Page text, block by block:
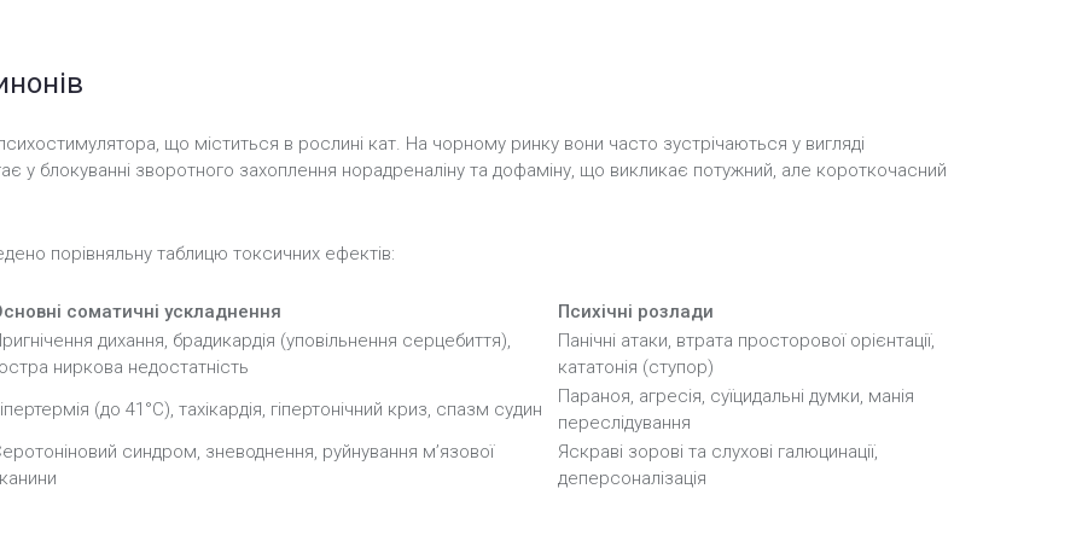
що міститься в рослині кат. На чорному ринку вони часто зустрічаються у вигляді
у блокуванні зворотного захоплення норадреналіну та дофаміну, що викликає потужний, але короткочасний
порівняльну таблицю токсичних ефектів:
соматичні ускладнення
Психічні розлади
дихання, брадикардія (уповільнення серцебиття),
ниркова недостатність
Панічні атаки, втрата просторової орієнтації,
кататонія (ступор)
(до 41°C), тахікардія, гіпертонічний криз, спазм судин
Параноя, агресія, суїцидальні думки, манія
переслідування
синдром, зневоднення, руйнування м’язової
Яскраві зорові та слухові галюцинації,
деперсоналізація